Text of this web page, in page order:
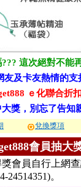
這次絕對不能
及卡友熱情的支
ｅ化聯合折
，別忘了告知
兌換獎項
會員抽大
會員自行上網
24514351)。